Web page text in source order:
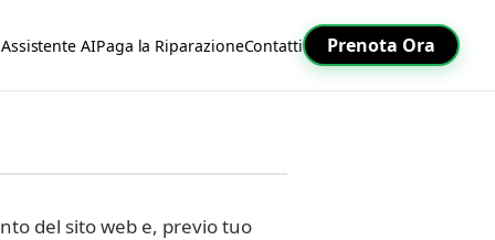
Assistente AIPaga la RiparazioneContatti Prenota Ora
del sito web e, previo tuo